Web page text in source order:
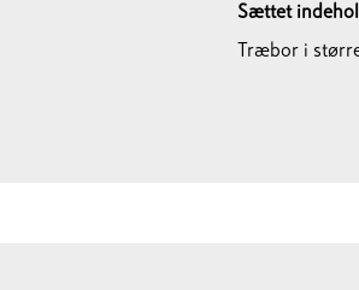
Sættet
Træbor i